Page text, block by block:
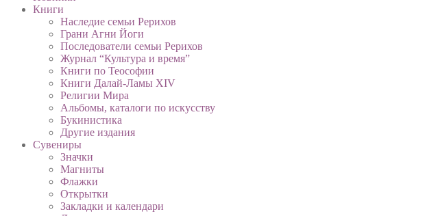
Книги
Наследие семьи Рерихов
Грани Агни Йоги
Последователи семьи Рерихов
Журнал “Культура и время”
Книги по Теософии
Книги Далай-Ламы XIV
Религии Мира
Альбомы, каталоги по искусству
Букинистика
Другие издания
Сувениры
Значки
Магниты
Флажки
Открытки
Закладки и календари